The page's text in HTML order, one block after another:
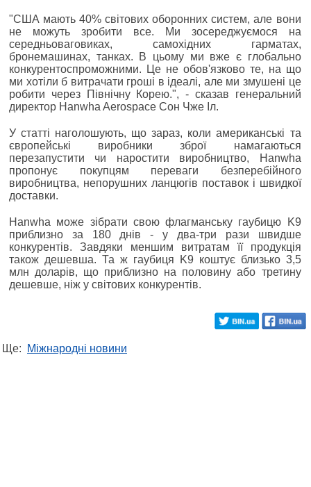
"США мають 40% світових оборонних систем, але вони
не можуть зробити все. Ми зосереджуємося на
середньоваговиках, самохідних гарматах,
бронемашинах, танках. В цьому ми вже є глобально
конкурентоспроможними. Це не обов'язково те, на що
ми хотіли б витрачати гроші в ідеалі, але ми змушені це
робити через Північну Корею.", - сказав генеральний
директор Hanwha Aerospace Сон Чже Іл.
У статті наголошують, що зараз, коли американські та
європейські виробники зброї намагаються
перезапустити чи наростити виробництво, Hanwha
пропонує покупцям переваги безперебійного
виробництва, непорушних ланцюгів поставок і швидкої
доставки.
Hanwha може зібрати свою флагманську гаубицю K9
приблизно за 180 днів - у два-три рази швидше
конкурентів. Завдяки меншим витратам її продукція
також дешевша. Та ж гаубиця K9 коштує близько 3,5
млн доларів, що приблизно на половину або третину
дешевше, ніж у світових конкурентів.
Ще: Міжнародні новини